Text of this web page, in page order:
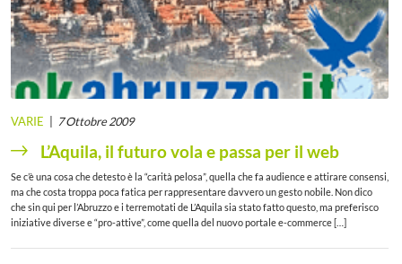
VARIE 7 Ottobre 2009
L’Aquila, il futuro vola e passa per il web
Se c’è una cosa che detesto è la “carità pelosa”, quella che fa audience e attirare consensi,
ma che costa troppa poca fatica per rappresentare davvero un gesto nobile. Non dico
che sin qui per l’Abruzzo e i terremotati de L’Aquila sia stato fatto questo, ma preferisco
iniziative diverse e “pro-attive”, come quella del nuovo portale e-commerce […]